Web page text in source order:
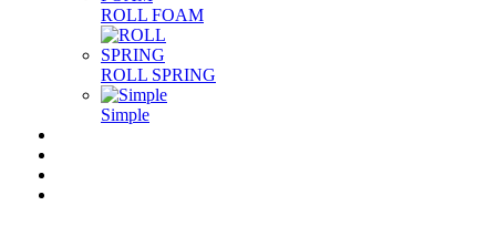
ROLL FOAM
ROLL SPRING
Simple